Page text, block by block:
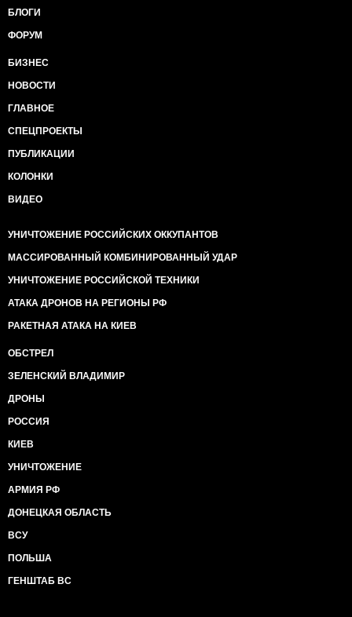
БЛОГИ
ФОРУМ
БИЗНЕС
НОВОСТИ
ГЛАВНОЕ
СПЕЦПРОЕКТЫ
ПУБЛИКАЦИИ
КОЛОНКИ
ВИДЕО
УНИЧТОЖЕНИЕ РОССИЙСКИХ ОККУПАНТОВ
МАССИРОВАННЫЙ КОМБИНИРОВАННЫЙ УДАР
УНИЧТОЖЕНИЕ РОССИЙСКОЙ ТЕХНИКИ
АТАКА ДРОНОВ НА РЕГИОНЫ РФ
РАКЕТНАЯ АТАКА НА КИЕВ
ОБСТРЕЛ
ЗЕЛЕНСКИЙ ВЛАДИМИР
ДРОНЫ
РОССИЯ
КИЕВ
УНИЧТОЖЕНИЕ
АРМИЯ РФ
ДОНЕЦКАЯ ОБЛАСТЬ
ВСУ
ПОЛЬША
ГЕНШТАБ ВС